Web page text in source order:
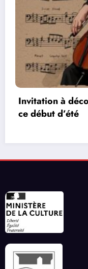
Les réseaux
vidéos